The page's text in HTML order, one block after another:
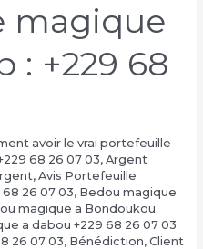
magique
: +229 68
avoir le vrai portefeuille
68 26 07 03, Argent
, Avis Portefeuille
26 07 03, Bedou magique
magique a Bondoukou
a dabou +229 68 26 07 03
26 07 03, Bénédiction, Client